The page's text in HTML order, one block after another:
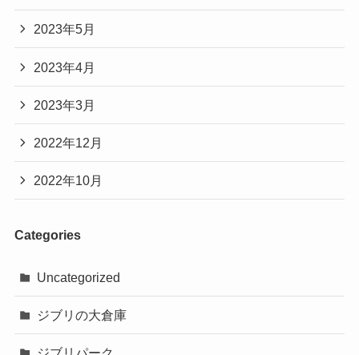
2023年5月
2023年4月
2023年3月
2022年12月
2022年10月
Categories
Uncategorized
ジブリの大倉庫